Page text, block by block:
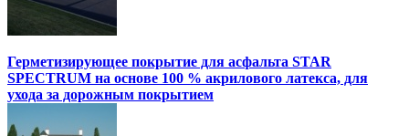
Герметизирующее покрытие для асфальта STAR
SPECTRUM на основе 100 % акрилового латекса, для
ухода за дорожным покрытием